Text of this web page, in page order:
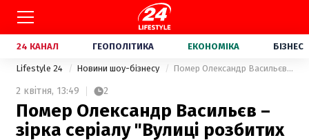
24 КАНАЛ ГЕОПОЛІТИКА ЕКОНОМІКА БІЗНЕС
Lifestyle 24 Новини шоу-бізнесу Помер Олександр Васильєв – зірка серіалу "Вулиці розбитих ліхтарів"
2 квітня, 13:49 2
Помер Олександр Васильєв –
зірка серіалу "Вулиці розбитих